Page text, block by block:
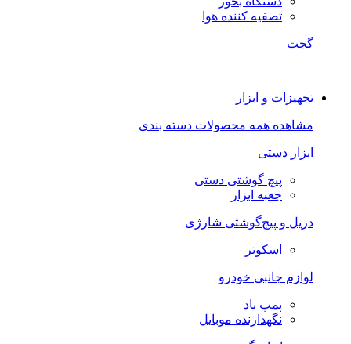
تصفیه کننده هوا
گجت
تجهیزات و ابزار
مشاهده همه محصولات دسته بندی
ابزار دستی
پیچ گوشتی دستی
جعبه ابزار
دریل و پیچ‌گوشتی شارژی
اسکوتر
لوازم جانبی خودرو
پمپ باد
نگهدارنده موبایل